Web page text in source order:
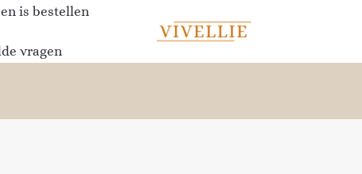
is bestellen
vragen
Gesorteerd
op